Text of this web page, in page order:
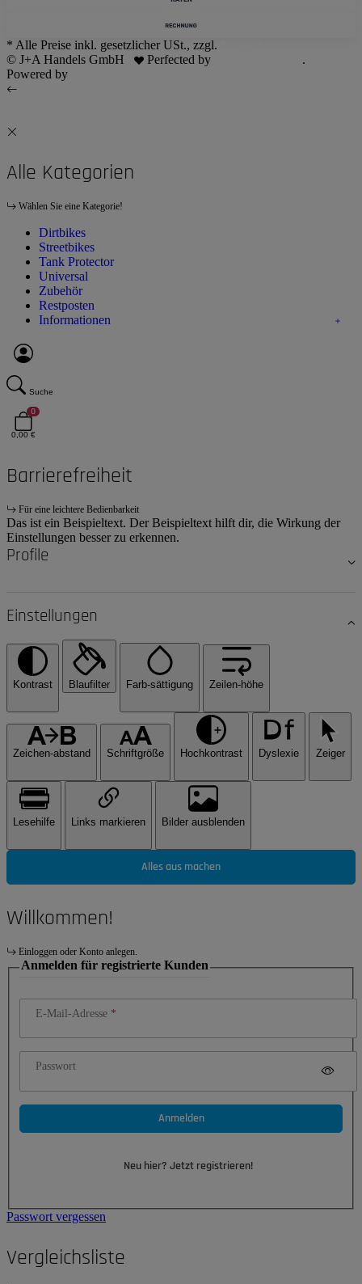
* Alle Preise inkl. gesetzlicher USt., zzgl.
© J+A Handels GmbH
Perfected by
.
Powered by
Alle Kategorien
Wählen Sie eine Kategorie!
Dirtbikes
Streetbikes
Tank Protector
Universal
Zubehör
Restposten
Informationen
Suche
0
0,00 €
Barrierefreiheit
Für eine leichtere Bedienbarkeit
Das ist ein Beispieltext. Der Beispieltext hilft dir, die Wirkung der
Einstellungen besser zu erkennen.
Profile
Einstellungen
Kontrast Blaufilter Farb-sättigung Zeilen-höhe
Zeichen-abstand Schriftgröße Hochkontrast Dyslexie Zeiger
Lesehilfe Links markieren Bilder ausblenden
Alles aus machen
Willkommen!
Einloggen oder Konto anlegen.
Anmelden für registrierte Kunden
E-Mail-Adresse
Passwort
Anmelden
Neu hier? Jetzt registrieren!
Passwort vergessen
Vergleichsliste